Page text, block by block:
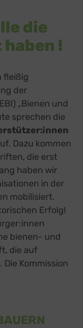
die
!
fleißig
der
„Bienen und
sprechen die
Dazu kommen
die erst
haben wir
in der
mobilisiert.
Erfolg!
bienen- und
die auf
Kommission